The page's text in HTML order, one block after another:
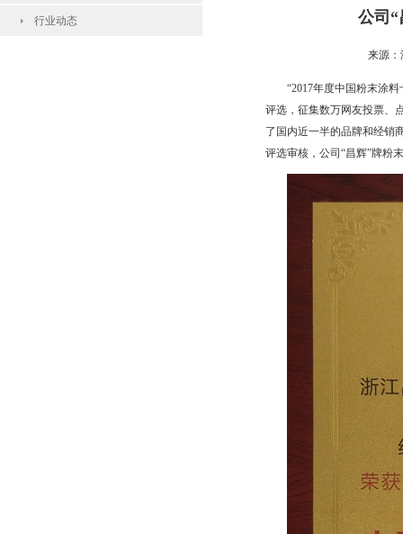
行业动态 公司
来源
“2017年度中国粉末涂
评选，征集数万网友投票、
了国内近一半的品牌和经销
评选审核，公司“昌辉”牌粉